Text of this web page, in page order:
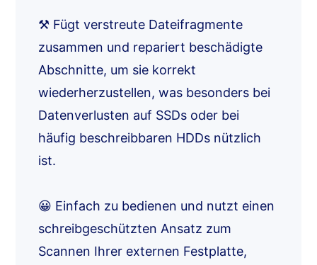
⚒️ Fügt verstreute Dateifragmente
zusammen und repariert beschädigte
Abschnitte, um sie korrekt
wiederherzustellen, was besonders bei
Datenverlusten auf SSDs oder bei
häufig beschreibbaren HDDs nützlich
ist.
😀 Einfach zu bedienen und nutzt einen
schreibgeschützten Ansatz zum
Scannen Ihrer externen Festplatte,